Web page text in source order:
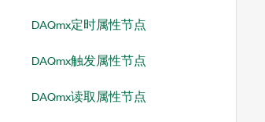
DAQmx定时属性节点
DAQmx触发属性节点
DAQmx读取属性节点